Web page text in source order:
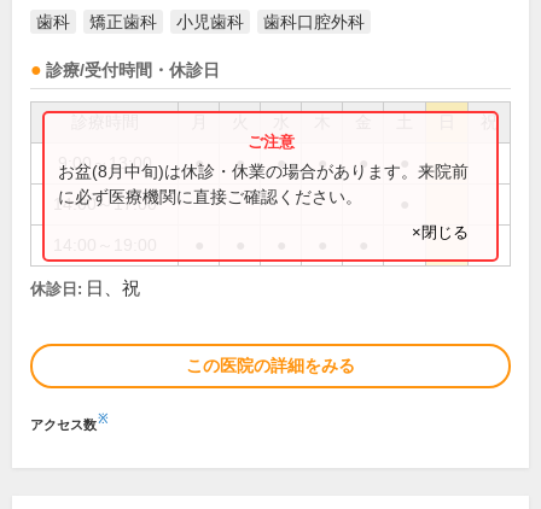
歯科 矯正歯科 小児歯科 歯科口腔外科
診療/受付時間・休診日
祝
9:00～13:00 ● ● ● ● ●
14:00～17:00
お盆(8月中旬)は休診・休業の場合があります。来院前
に必ず医療機関に直接ご確認ください。
×閉じる
休診日: 日、祝
この医院の詳細をみる
アクセス数※